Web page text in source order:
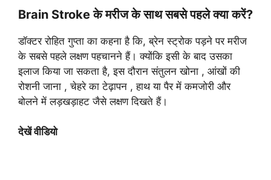
Brain Stroke के मरीज के साथ सबसे पहले क्या करें?
डॉक्टर रोहित गुप्ता का कहना है कि, ब्रेन स्ट्रोक पड़ने पर मरीज
के सबसे पहले लक्षण पहचानने हैं। क्योंकि इसी के बाद उसका
इलाज किया जा सकता है, इस दौरान संतुलन खोना , आंखों की
रोशनी जाना , चेहरे का टेढ़ापन , हाथ या पैर में कमजोरी और
बोलने में लड़खड़ाहट जैसे लक्षण दिखते हैं।
देखें वीडियो